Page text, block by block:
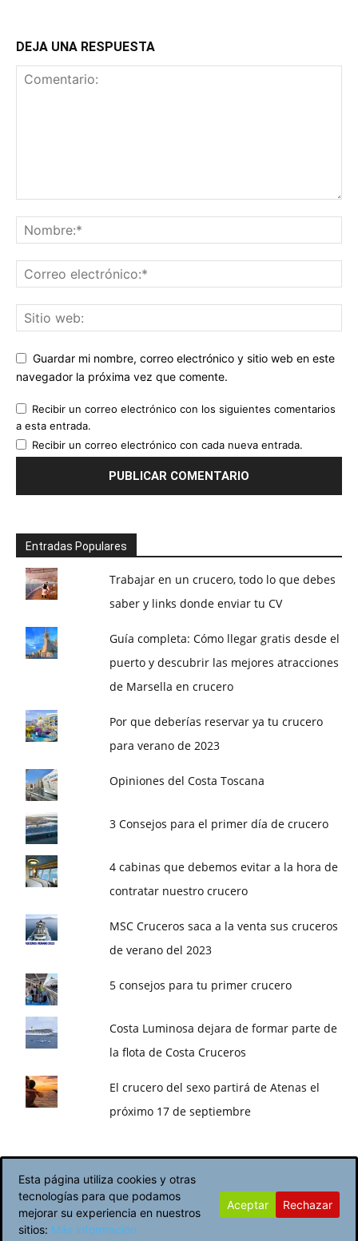
DEJA UNA RESPUESTA
Guardar mi nombre, correo electrónico y sitio web en este
navegador la próxima vez que comente.
Recibir un correo electrónico con los siguientes comentarios
a esta entrada.
Recibir un correo electrónico con cada nueva entrada.
Entradas Populares
Trabajar en un crucero, todo lo que debes
saber y links donde enviar tu CV
Guía completa: Cómo llegar gratis desde el
puerto y descubrir las mejores atracciones
de Marsella en crucero
Por que deberías reservar ya tu crucero
para verano de 2023
Opiniones del Costa Toscana
3 Consejos para el primer día de crucero
4 cabinas que debemos evitar a la hora de
contratar nuestro crucero
MSC Cruceros saca a la venta sus cruceros
de verano del 2023
5 consejos para tu primer crucero
Costa Luminosa dejara de formar parte de
la flota de Costa Cruceros
El crucero del sexo partirá de Atenas el
próximo 17 de septiembre
Política de Cookies Avisos Legales
© Newspaper WordPress Theme by TagDiv
Esta página utiliza cookies y otras
tecnologías para que podamos
mejorar su experiencia en nuestros
sitios: Más información.
Aceptar Rechazar